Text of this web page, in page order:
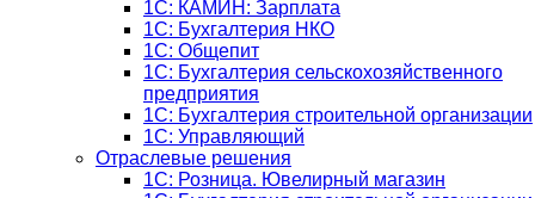
1C: КАМИН: Зарплата
1C: Бухгалтерия НКО
1С: Общепит
1С: Бухгалтерия сельскохозяйст­венного
предприятия
1С: Бухгалтерия строительной организации
1С: Управляющий
Отраслевые решения
1С: Розница. Ювелирный магазин